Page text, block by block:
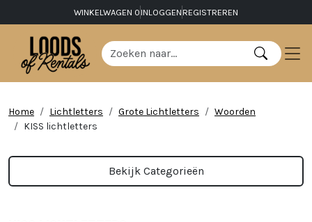
WINKELWAGEN 0 INLOGGEN REGISTREREN
Home Lichtletters Grote Lichtletters
Woorden
KISS lichtletters
Bekijk Categorieën